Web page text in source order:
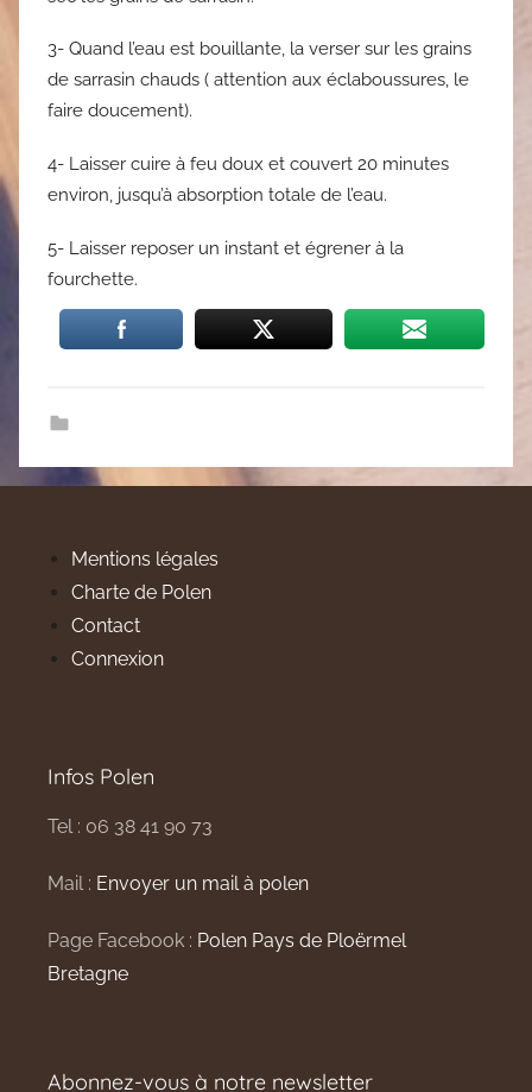
3- Quand l’eau est bouillante, la verser sur les grains
de sarrasin chauds ( attention aux éclaboussures, le
faire doucement).
4- Laisser cuire à feu doux et couvert 20 minutes
environ, jusqu’à absorption totale de l’eau.
5- Laisser reposer un instant et égrener à la
fourchette.
Mentions légales
Charte de Polen
Contact
Connexion
Infos Polen
Tel : 06 38 41 90 73
Mail : Envoyer un mail à polen
Page Facebook : Polen Pays de Ploërmel
Bretagne
Abonnez-vous à notre newsletter